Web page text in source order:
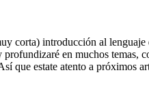
corta) introducción al
en muchos temas,
que estate atento a próximos